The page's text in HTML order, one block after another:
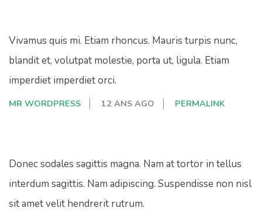
Vivamus quis mi. Etiam rhoncus. Mauris turpis nunc,
blandit et, volutpat molestie, porta ut, ligula. Etiam
imperdiet imperdiet orci.
MR WORDPRESS 12 ANS AGO PERMALINK
Donec sodales sagittis magna. Nam at tortor in tellus
interdum sagittis. Nam adipiscing. Suspendisse non nisl
sit amet velit hendrerit rutrum.